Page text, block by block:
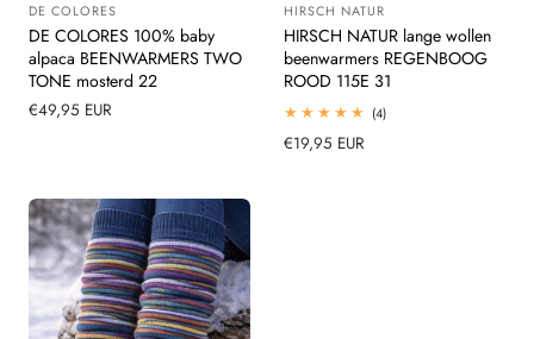
Leverancier:
DE COLORES
DE COLORES 100% baby
alpaca BEENWARMERS TWO
TONE mosterd 22
Normale
€49,95 EUR
Leverancier:
HIRSCH NATUR
HIRSCH NATUR lange wollen
beenwarmers REGENBOOG
ROOD 115E 31
(4)4
Normale
€19,95 EUR